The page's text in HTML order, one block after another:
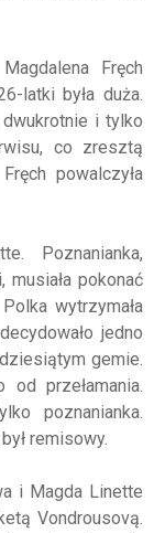
Fręch
latki była duża.
i tylko
co zresztą
powalczyła
Poznanianka,
pokonać
wytrzymała
jedno
gemie.
przełamania.
poznanianka.
remisowy.
i Magda Linette
Vondrousovą.